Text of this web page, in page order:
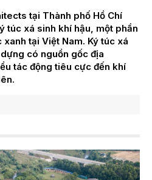
tại Thành phố Hồ Chí
túc xá sinh khí hậu, một phần
tại Việt Nam. Ký túc xá
có nguồn gốc địa
tác động tiêu cực đến khí